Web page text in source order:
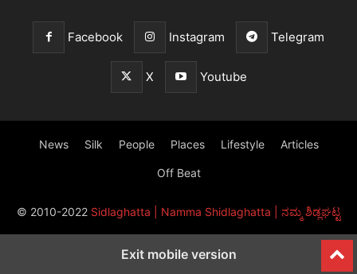
Facebook Instagram Telegram
X Youtube
News Silk People Places Lifestyle Articles
Off Beat
© 2010-2022 Sidlaghatta | Namma Shidlaghatta | ನಮ್ಮ ಶಿಡ್ಲಘಟ್ಟ
Exit mobile version